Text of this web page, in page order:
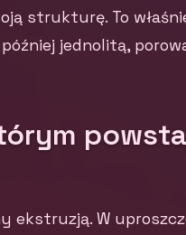
strukturę. To
później jednolitą,
ekstruzją. W